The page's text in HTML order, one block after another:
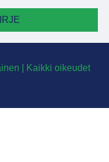
| Kaikki oikeudet